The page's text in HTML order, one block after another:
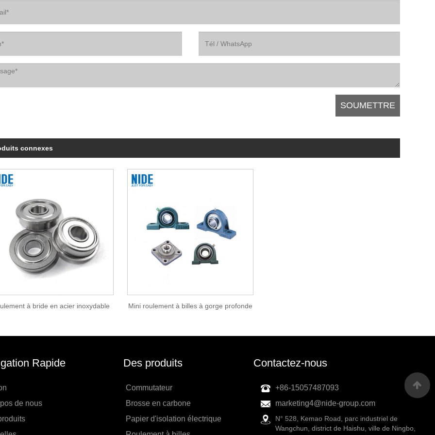
connexes
à bride en acier inoxydable Mini roulement à billes à gorge profonde
Rapide
de nous
Des produits
Commutateur
Brosse en carbone
Papier d'isolation électrique
Contactez-nous
+86-15057487093
marketing4@nide-group.com
N° 528, Kemao Road, parc industriel de
Wangchun, district de Haishu, ville de Ningbo,